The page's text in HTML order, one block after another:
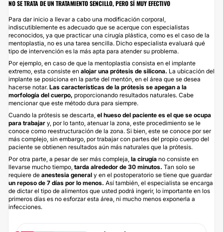
NO SE TRATA DE UN TRATAMIENTO SENCILLO, PERO SÍ MUY EFECTIVO
Para dar inicio a llevar a cabo una modificación corporal,
indiscutiblemente es adecuado que se acerque con especialistas
reconocidos, ya que practicar una cirugía plástica, como es el caso de la
mentoplastia, no es una tarea sencilla. Dicho especialista evaluará qué
tipo de intervención es la más apta para atender su problema.
Por ejemplo, en caso de que la mentoplastia consista en el implante
extremo, esta consiste en alojar una prótesis de silicona. La ubicación del
implante se posiciona en la parte del mentón, en el área que se desea
hacerse notar. Las características de la prótesis se apegan a la
morfología del cuerpo, proporcionando resultados naturales. Cabe
mencionar que este método dura para siempre.
Cuando la prótesis se descarta, el hueso del paciente es el que se ocupa
para trabajar y, por lo tanto, atenuar la zona, este procedimiento se le
conoce como reestructuración de la zona. Si bien, este se conoce por ser
más complejo, sin embargo, por trabajar con partes del propio cuerpo del
paciente se obtienen resultados aún más naturales que la prótesis.
Por otra parte, a pesar de ser más compleja, la cirugía no consiste en
llevarse mucho tiempo, tarda alrededor de 30 minutos. Tan solo se
requiere de anestesia general y en el postoperatorio se tiene que guardar
un reposo de 7 días por lo menos. Así también, el especialista se encarga
de dictar el tipo de alimentos que usted podrá ingerir, lo importante en los
primeros días es no esforzar esta área, ni mucho menos exponerla a
infecciones.